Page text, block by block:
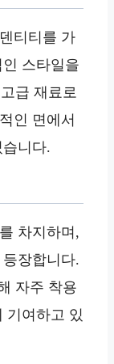
티티를 가
스타일을
급 재료로
인 면에서
니다.
차지하며,
장합니다.
자주 착용
기여하고 있